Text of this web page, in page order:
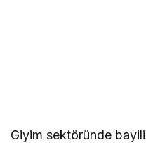
Giyim sektöründe